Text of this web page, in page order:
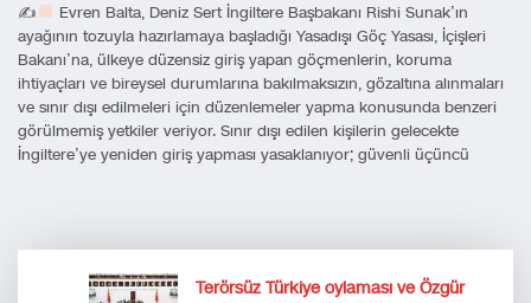
✍
Evren Balta, Deniz Sert İngiltere Başbakanı Rishi Sunak’ın
ayağının tozuyla hazırlamaya başladığı Yasadışı Göç Yasası, İçişleri
Bakanı’na, ülkeye düzensiz giriş yapan göçmenlerin, koruma
ihtiyaçları ve bireysel durumlarına bakılmaksızın, gözaltına alınmaları
ve sınır dışı edilmeleri için düzenlemeler yapma konusunda benzeri
görülmemiş yetkiler veriyor. Sınır dışı edilen kişilerin gelecekte
İngiltere’ye yeniden giriş yapması yasaklanıyor; güvenli üçüncü
Terörsüz Türkiye oylaması ve Özgür